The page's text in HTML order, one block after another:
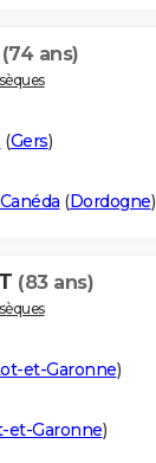
(74 ans)
(Gers)
(Dordogne)
(83 ans)
et-Garonne)
et-Garonne)